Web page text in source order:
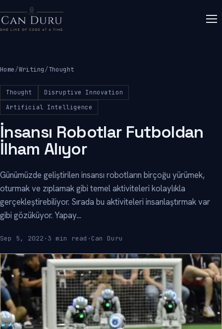
Home/Writing/Thought
Thought
Disruptive Innovation
Artificial Intelligence
İnsansı Robotlar Futboldan
İlham Alıyor
Günümüzde geliştirilen insansı robotların birçoğu yürümek,
oturmak ve zıplamak gibi temel aktiviteleri kolaylıkla
gerçekleştirebiliyor. Sırada bu aktiviteleri insanlaştırmak var
gibi gözüküyor. Yapay...
Sep 5, 2022 · 3 min read · Can Duru